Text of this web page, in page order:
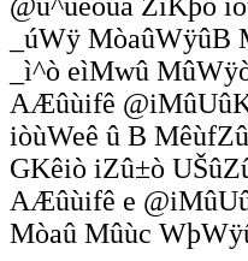
_úWÿ MòaûWÿûB
_ì^ò eìMwû
AÆûùifê
iòùWeê û B
GKêiò iZû±ò
AÆûùifê e
Mòaû Mûùc